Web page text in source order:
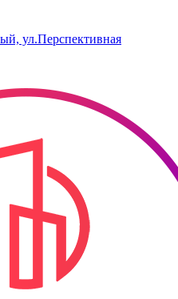
ул.Перспективная